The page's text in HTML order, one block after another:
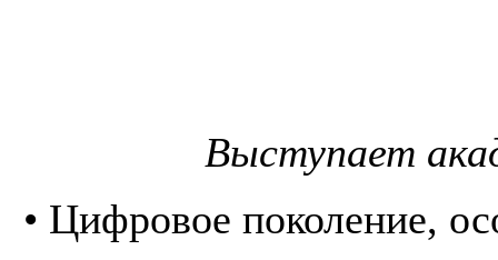
Выступает
• Цифровое поколение,